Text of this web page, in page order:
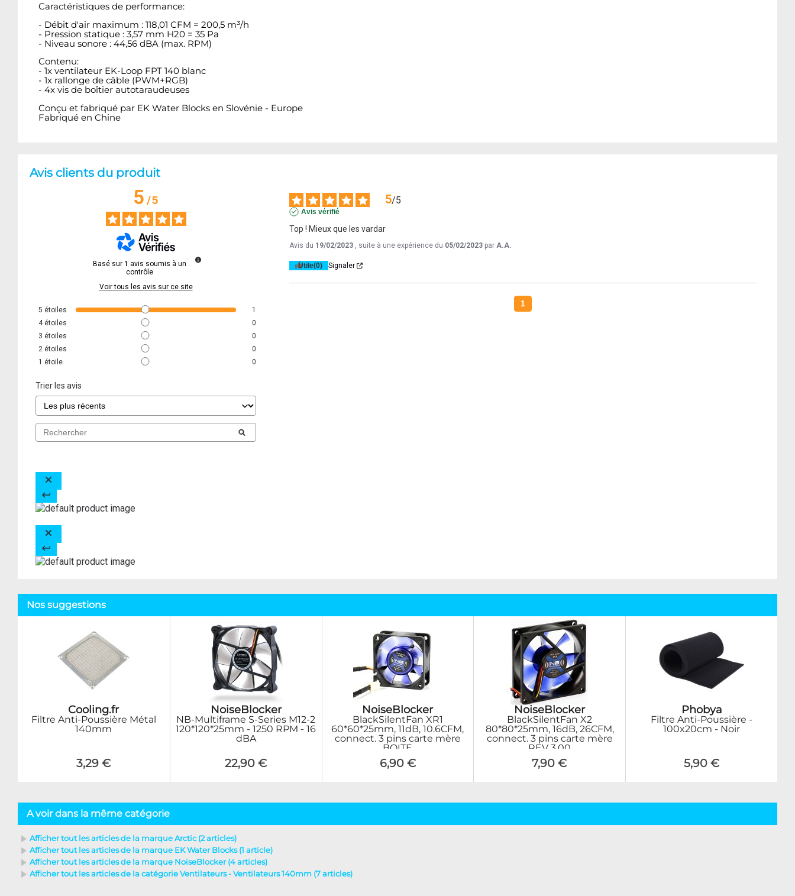
Caractéristiques de performance:
- Débit d'air maximum : 118,01 CFM = 200,5 m³/h
- Pression statique : 3,57 mm H20 = 35 Pa
- Niveau sonore : 44,56 dBA (max. RPM)
Contenu:
- 1x ventilateur EK-Loop FPT 140 blanc
- 1x rallonge de câble (PWM+RGB)
- 4x vis de boîtier autotaraudeuses
Conçu et fabriqué par EK Water Blocks en Slovénie - Europe
Fabriqué en Chine
Avis clients du produit
5/5
Basé sur 1 avis soumis à un
contrôle
Voir tous les avis sur ce site
5 étoiles
1
4 étoiles
0
3 étoiles
0
2 étoiles
0
1 étoile 0
Trier les avis
5/5
Avis vérifié
Top ! Mieux que les vardar
Avis du 19/02/2023 , suite à une expérience du 05/02/2023 parA.A.
Utile(0) Signaler
1
Nos suggestions
Cooling.fr
Filtre Anti-Poussière Métal
140mm
3,29 €
NoiseBlocker
NB-Multiframe S-Series M12-2
120*120*25mm - 1250 RPM - 16
dBA
22,90 €
NoiseBlocker
BlackSilentFan XR1
60*60*25mm, 11dB, 10.6CFM,
connect. 3 pins carte mère
BOITE
6,90 €
NoiseBlocker
BlackSilentFan X2
80*80*25mm, 16dB, 26CFM,
connect. 3 pins carte mère
REV 3.00
7,90 €
Phobya
Filtre Anti-Poussière -
100x20cm - Noir
5,90 €
A voir dans la même catégorie
Afficher tout les articles de la marque Arctic (2 articles)
Afficher tout les articles de la marque EK Water Blocks (1 article)
Afficher tout les articles de la marque NoiseBlocker (4 articles)
Afficher tout les articles de la catégorie Ventilateurs - Ventilateurs 140mm (7 articles)